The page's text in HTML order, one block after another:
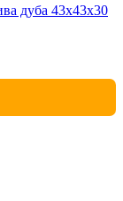
дуба 43х43х30